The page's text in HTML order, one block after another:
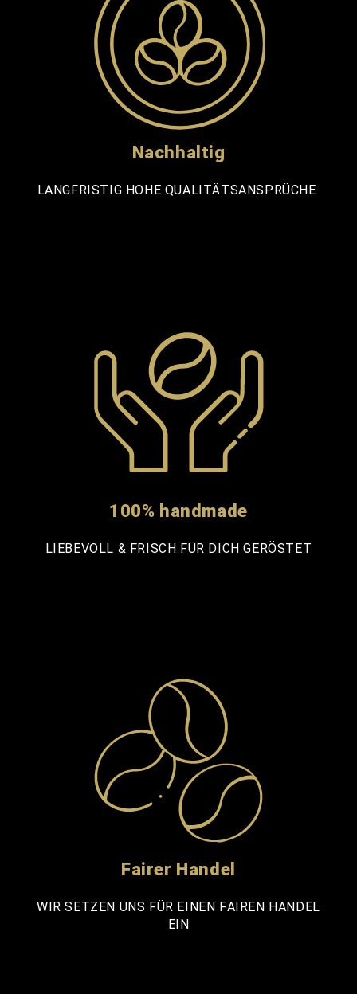
Nachhaltig
LANGFRISTIG HOHE QUALITÄTSANSPRÜCHE
100% handmade
LIEBEVOLL & FRISCH FÜR DICH GERÖSTET
Fairer Handel
WIR SETZEN UNS FÜR EINEN FAIREN HANDEL
EIN